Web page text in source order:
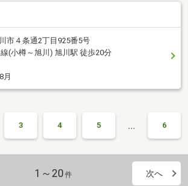
市４条通2丁目925番5号
(小樽～旭川) 旭川駅 徒歩20分
月
3 4 5 … 6
1～20 件 次へ